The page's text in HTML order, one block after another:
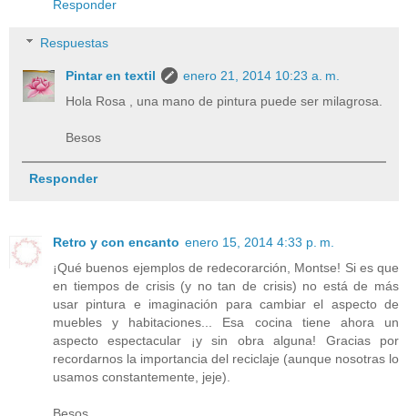
Responder
Respuestas
Pintar en textil
enero 21, 2014 10:23 a. m.
Hola Rosa , una mano de pintura puede ser milagrosa.
Besos
Responder
Retro y con encanto enero 15, 2014 4:33 p. m.
¡Qué buenos ejemplos de redecorarción, Montse! Si es que
en tiempos de crisis (y no tan de crisis) no está de más
usar pintura e imaginación para cambiar el aspecto de
muebles y habitaciones... Esa cocina tiene ahora un
aspecto espectacular ¡y sin obra alguna! Gracias por
recordarnos la importancia del reciclaje (aunque nosotras lo
usamos constantemente, jeje).